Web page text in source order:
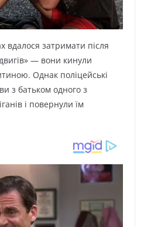
вдалося затримати після
— вони кинули
Однак поліцейські
з батьком одного з
і повернули їм